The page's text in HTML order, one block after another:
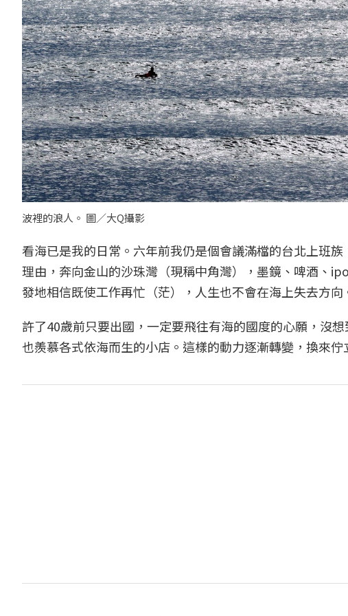
波裡的浪人。 圖／大Q攝影
看海已是我的日常。六年前我仍是個會議滿檔的台北上班
理由，奔向金山的沙珠灣（現稱中角灣），墨鏡、啤酒、
發地相信既使工作再忙（茫），人生也不會在海上失去方向
許了40歲前只要出國，一定要飛往有海的國度的心願，沒
也羨慕各式依海而生的小店。這樣的動力逐漸轉變，換來佇